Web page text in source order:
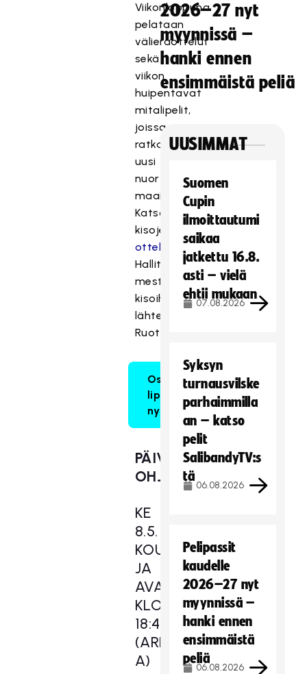
Viikonloppuna
pelataan
välieräottelut
sekä
viikon
huipentavat
mitalipelit,
joissa
ratkaistaan
uusi
nuorten
maailmanmestari.
Katso
kisojen
otteluohjelma.
Hallitsevana
mestarina
kisoihin
lähtee
Ruotsi.
Osta
liput
nyt!
PÄIVÄKOHTAINEN
OHJELMA
KE
8.5.
KOULULAISPÄIVÄ
JA
AVAJAISET
KLO
18:40
(ARENA
A)
2026–27 nyt
myynnissä –
hanki ennen
ensimmäistä peliä
UUSIMMAT
Suomen
Cupin
ilmoittautumi
saikaa
jatkettu 16.8.
asti – vielä
ehtii mukaan
07.08.2026
Syksyn
turnausvilske
parhaimmilla
an – katso
pelit
SalibandyTV:s
tä
06.08.2026
Pelipassit
kaudelle
2026–27 nyt
myynnissä –
hanki ennen
ensimmäistä
peliä
06.08.2026